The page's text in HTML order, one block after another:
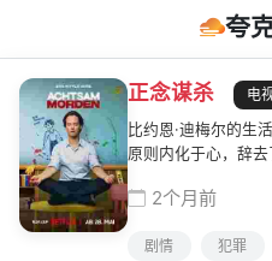
夸
正念谋杀
电
比约恩·迪梅尔的生
原则内化于心，辞
将离婚的妻子卡塔琳
他已经巧妙地让这
2个月前
剧情 犯罪